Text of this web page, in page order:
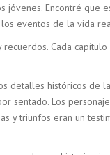
jóvenes. Encontré que
eventos de la vida
Cada
detalles históricos de
sentado. Los
y triunfos eran un